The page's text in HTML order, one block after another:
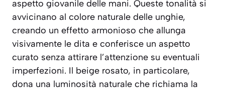
aspetto giovanile delle mani. Queste tonalità si
avvicinano al colore naturale delle unghie,
creando un effetto armonioso che allunga
visivamente le dita e conferisce un aspetto
curato senza attirare l’attenzione su eventuali
imperfezioni. Il beige rosato, in particolare,
dona una luminosità naturale che richiama la